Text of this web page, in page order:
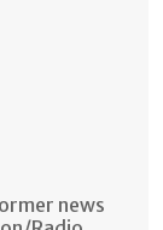
news